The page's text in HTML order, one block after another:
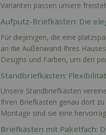
Varianten passen unsere
Aufputz-Briefkästen: Die
Für diejenigen, die eine
an die Außenwand Ihres
Designs und Farben, um den
Standbriefkästen:
Unsere Standbriefkästen
Ihren Briefkasten genau dort
Montage sind sie eine
Briefkästen mit Paketfach: